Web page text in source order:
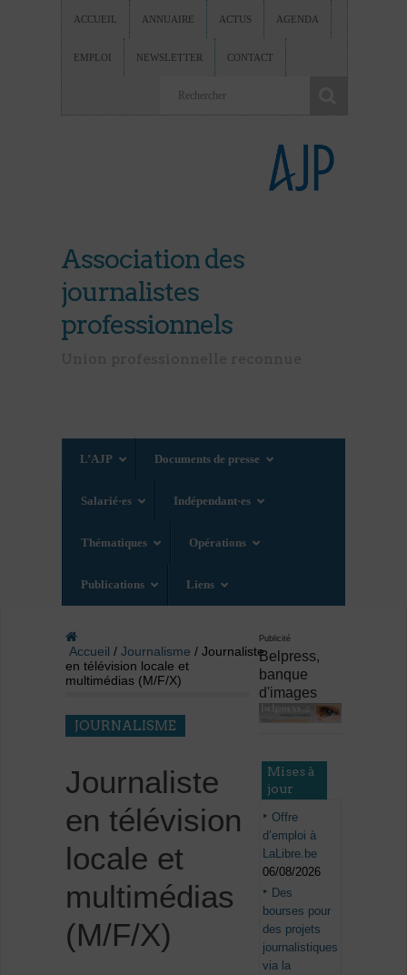
ACCUEIL ANNUAIRE ACTUS AGENDA
EMPLOI NEWSLETTER CONTACT
Association des
journalistes
professionnels
L’AJP Documents de presse
Salarié·es Indépendant·es
Thématiques Opérations
Publications Liens
Accueil / Journalisme / Journaliste
en télévision locale et
multimédias (M/F/X)
JOURNALISME
Journaliste
en télévision
locale et
multimédias
(M/F/X)
Publicité
Belpress,
banque
d'images
Mises à
jour
Offre
d’emploi à
LaLibre.be
06/08/2026
Des
bourses pour
des projets
journalistiques
via la